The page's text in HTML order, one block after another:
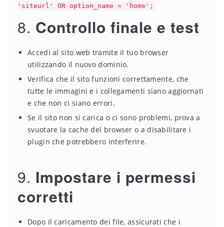
'siteurl'
OR option_name = 'home' ;
8. Controllo finale e test
Accedi al sito web tramite il tuo browser
utilizzando il nuovo dominio.
Verifica che il sito funzioni correttamente, che
tutte le immagini e i collegamenti siano aggiornati
e che non ci siano errori.
Se il sito non si carica o ci sono problemi, prova a
svuotare la cache del browser o a disabilitare i
plugin che potrebbero interferire.
9. Impostare i permessi
corretti
Dopo il caricamento dei file, assicurati che i